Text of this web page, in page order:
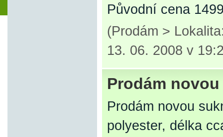
Původní cena
(Prodám >
13. 06. 2008 v
Prodám
Prodám novou
polyester, délka